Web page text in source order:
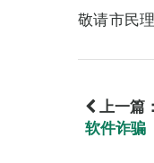
敬请市民
上一篇：
软件诈骗